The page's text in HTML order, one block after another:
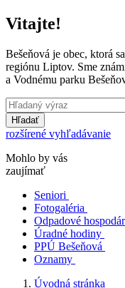
Vitajte!
Bešeňová je obec, ktorá
regiónu Liptov. Sme
a Vodnému parku
Hľadať
rozšírené vyhľadávanie
Mohlo by vás
zaujímať
Seniori
Fotogaléria
Odpadové
Úradné hodiny
PPÚ Bešeňová
Oznamy
Úvodná stránka